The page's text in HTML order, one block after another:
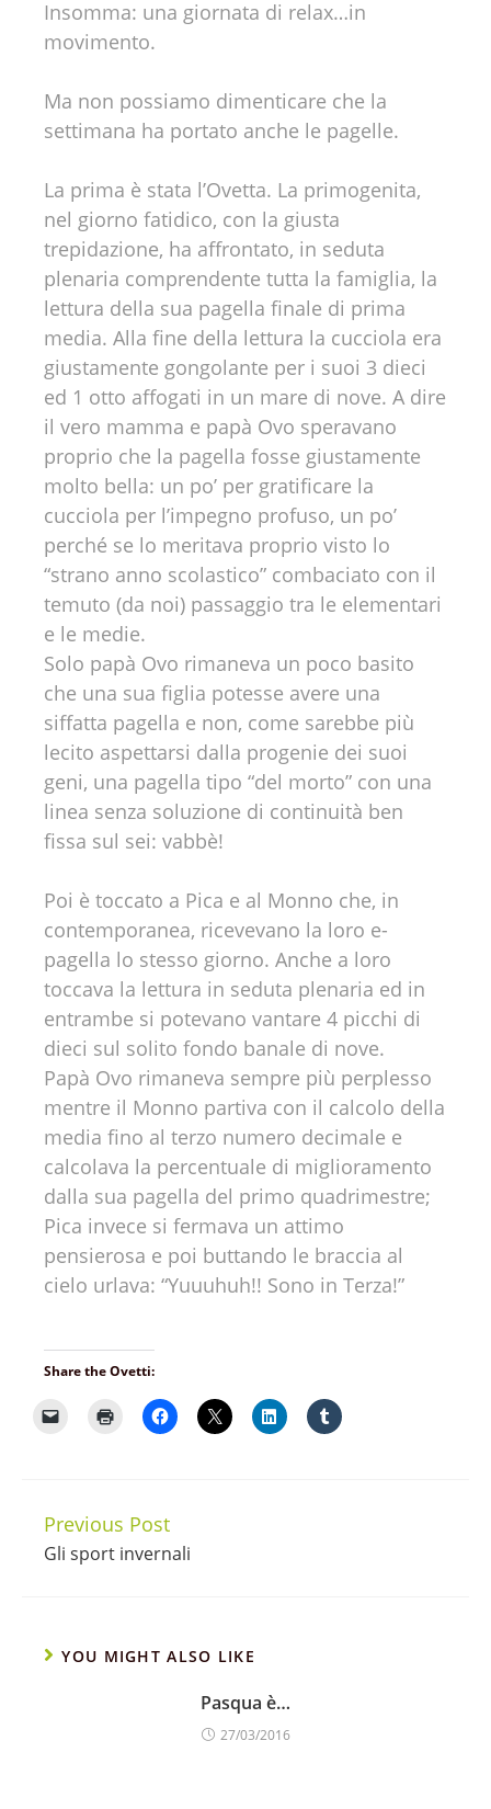
Insomma: una giornata di relax…in
movimento.
Ma non possiamo dimenticare che la
settimana ha portato anche le pagelle.
La prima è stata l’Ovetta. La primogenita,
nel giorno fatidico, con la giusta
trepidazione, ha affrontato, in seduta
plenaria comprendente tutta la famiglia, la
lettura della sua pagella finale di prima
media. Alla fine della lettura la cucciola era
giustamente gongolante per i suoi 3 dieci
ed 1 otto affogati in un mare di nove. A dire
il vero mamma e papà Ovo speravano
proprio che la pagella fosse giustamente
molto bella: un po’ per gratificare la
cucciola per l’impegno profuso, un po’
perché se lo meritava proprio visto lo
“strano anno scolastico” combaciato con il
temuto (da noi) passaggio tra le elementari
e le medie.
Solo papà Ovo rimaneva un poco basito
che una sua figlia potesse avere una
siffatta pagella e non, come sarebbe più
lecito aspettarsi dalla progenie dei suoi
geni, una pagella tipo “del morto” con una
linea senza soluzione di continuità ben
fissa sul sei: vabbè!
Poi è toccato a Pica e al Monno che, in
contemporanea, ricevevano la loro e-
pagella lo stesso giorno. Anche a loro
toccava la lettura in seduta plenaria ed in
entrambe si potevano vantare 4 picchi di
dieci sul solito fondo banale di nove.
Papà Ovo rimaneva sempre più perplesso
mentre il Monno partiva con il calcolo della
media fino al terzo numero decimale e
calcolava la percentuale di miglioramento
dalla sua pagella del primo quadrimestre;
Pica invece si fermava un attimo
pensierosa e poi buttando le braccia al
cielo urlava: “Yuuuhuh!! Sono in Terza!”
Share the Ovetti:
Continue
Reading
Previous Post
Gli sport invernali
YOU MIGHT ALSO LIKE
Pasqua è…
27/03/2016